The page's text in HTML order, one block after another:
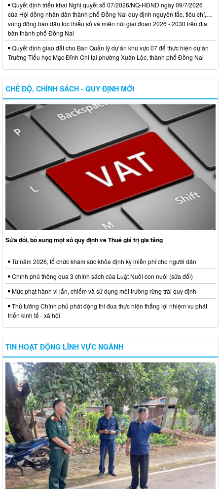
Quyết định triển khai Nghị quyết số 07/2026/NQ-HĐND ngày 09/7/2026
của Hội đồng nhân dân thành phố Đồng Nai quy định nguyên tắc, tiêu chí,…
vùng đồng bào dân tộc thiểu số và miền núi giai đoạn 2026 - 2030 trên địa
bàn thành phố Đồng Nai
Quyết định giao đất cho Ban Quản lý dự án khu vực 07 để thực hiện dự án
Trường Tiểu học Mạc Đĩnh Chi tại phường Xuân Lộc, thành phố Đồng Nai
CHẾ ĐỘ, CHÍNH SÁCH - QUY ĐỊNH MỚI
Sửa đổi, bổ sung một số quy định về Thuế giá trị gia tăng
Từ năm 2026, tổ chức khám sức khỏe định kỳ miễn phí cho người dân
Chính phủ thông qua 3 chính sách của Luật Nuôi con nuôi (sửa đổi)
Mức phạt hành vi lấn, chiếm và sử dụng môi trường rừng trái quy định
Thủ tướng Chính phủ phát động thi đua thực hiện thắng lợi nhiệm vụ phát
triển kinh tế - xã hội
TIN HOẠT ĐỘNG LĨNH VỰC NGÀNH